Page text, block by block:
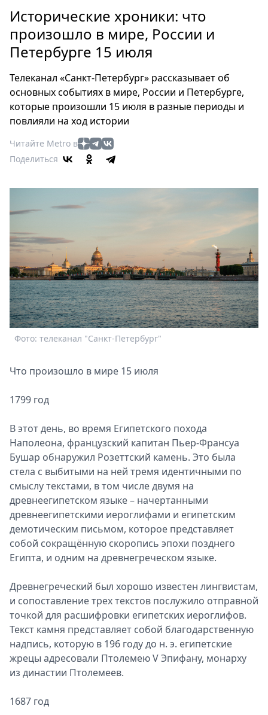
Россия
Мир
Здоровье
Туризм
Мода
Театр
Кино
Афиша
Книги
Выставки
Пресс-
О
Metro
Стримы
Спецпроекты
Звезды
Выборы
2026
Скачай
Исторические хроники: что
произошло в мире, России и
Петербурге 15 июля
Телеканал «Санкт-Петербург» рассказывает об
основных событиях в мире, России и Петербурге,
которые произошли 15 июля в разные периоды и
повлияли на ход истории
Читайте Metro в
Поделиться
Фото: телеканал "Санкт-Петербург"
Что произошло в мире 15 июля
1799 год
В этот день, во время Египетского похода
Наполеона, французский капитан Пьер-Франсуа
Бушар обнаружил Розеттский камень. Это была
стела с выбитыми на ней тремя идентичными по
смыслу текстами, в том числе двумя на
древнеегипетском языке – начертанными
древнеегипетскими иероглифами и египетским
демотическим письмом, которое представляет
собой сокращённую скоропись эпохи позднего
Египта, и одним на древнегреческом языке.
Древнегреческий был хорошо известен лингвистам,
и сопоставление трех текстов послужило отправной
точкой для расшифровки египетских иероглифов.
Текст камня представляет собой благодарственную
надпись, которую в 196 году до н. э. египетские
жрецы адресовали Птолемею V Эпифану, монарху
из династии Птолемеев.
1687 год